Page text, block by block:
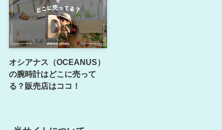
オシアナス（OCEANUS）
の腕時計はどこに売って
る？販売店はココ！